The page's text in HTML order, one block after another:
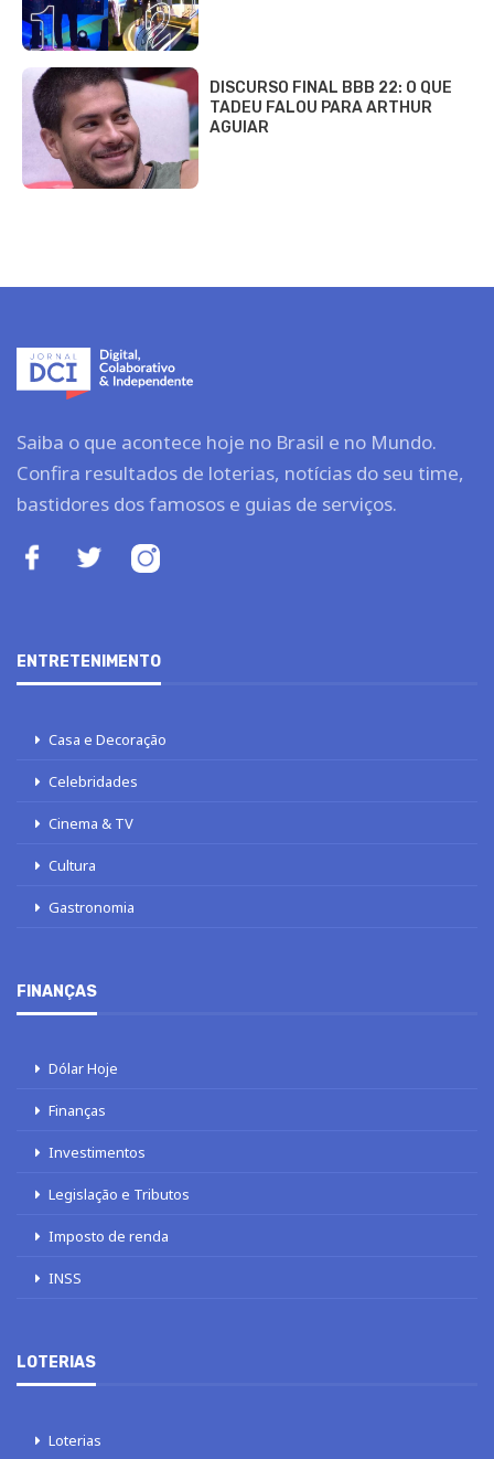
DISCURSO FINAL BBB 22: O QUE
TADEU FALOU PARA ARTHUR
AGUIAR
Saiba o que acontece hoje no Brasil e no Mundo.
Confira resultados de loterias, notícias do seu time,
bastidores dos famosos e guias de serviços.
ENTRETENIMENTO
Casa e Decoração
Celebridades
Cinema & TV
Cultura
Gastronomia
FINANÇAS
Dólar Hoje
Finanças
Investimentos
Legislação e Tributos
Imposto de renda
INSS
LOTERIAS
Loterias